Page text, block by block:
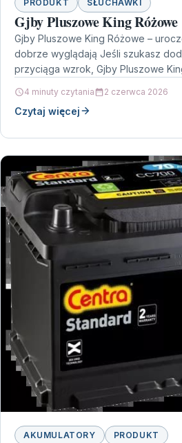
PRODUKT SŁUCHAWKI
Gjby Pluszowe King Różowe
Gjby Pluszowe King Różowe –
dobrze wyglądają Jeśli szukasz
przyciąga wzrok, Gjby Pluszowe
4 minuty czytania 2 czerwca 2026
Czytaj więcej
AKUMULATORY PRODUKT